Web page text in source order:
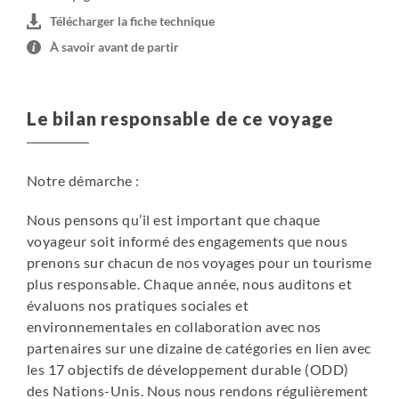
bungalows disséminés sur une grande propriété et au
cœur d’une forêt dense. Au petit déjeuner, vous pourrez
observer de très nombreux oiseaux ayant élu domicile
Tenorio
Petit hôtel familial, situé à quelques minutes à peine de
accueil très chaleureux. Votre hôtel dispose de sentiers
cascade (environ 1h de randonnée).
Samara
Hôtel très convivial situé à Puerto Carrillo et à 400 m de
la plage. Il possède une terrasse bien exposé, un
restaurant et une piscine.
Alajuela
Hôtel de 18 chambres, récemment rénové. Il est situé à
Télécharger la fiche technique
À savoir avant de partir
Le bilan responsable de ce voyage
Notre démarche :
Nous pensons qu’il est important que chaque
voyageur soit informé des engagements que nous
prenons sur chacun de nos voyages pour un tourisme
plus responsable. Chaque année, nous auditons et
évaluons nos pratiques sociales et
environnementales en collaboration avec nos
partenaires sur une dizaine de catégories en lien avec
les 17 objectifs de développement durable (ODD)
des Nations-Unis. Nous nous rendons régulièrement